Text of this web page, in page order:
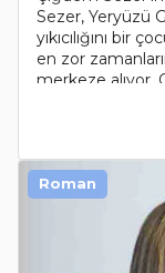
Sezer, Yeryüzü
yıkıcılığını bir
en zor
merkeze alıyor.
Roman